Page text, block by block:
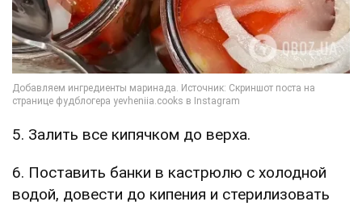
5. Залить все кипячком до верха.
6. Поставить банки в кастрюлю с холодной
водой, довести до кипения и стерилизовать